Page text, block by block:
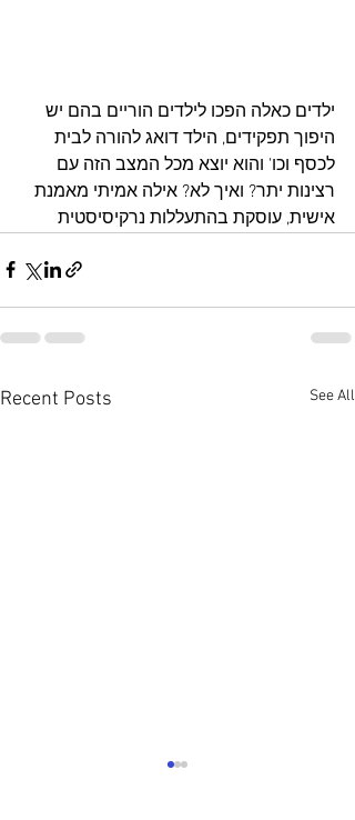
ילדים כאלה הפכו לילדים הוריים בהם יש
היפוך תפקידים, הילד דואג להורה לבית
לכסף וכו' והוא יוצא מכל המצב הזה עם
רצינות יתר? ואיך לא? אילה אמיתי מאמנת
אישית, עוסקת בהתעללות נרקיסיסטית
Recent Posts See All